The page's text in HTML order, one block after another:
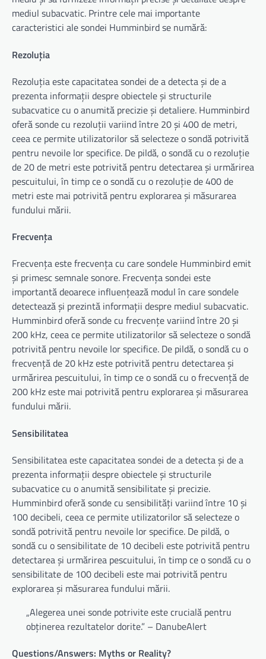
mediul subacvatic. Printre cele mai importante
caracteristici ale sondei Humminbird se numără:
Rezoluția
Rezoluția este capacitatea sondei de a detecta și de a
prezenta informații despre obiectele și structurile
subacvatice cu o anumită precizie și detaliere. Humminbird
oferă sonde cu rezoluții variind între 20 și 400 de metri,
ceea ce permite utilizatorilor să selecteze o sondă potrivită
pentru nevoile lor specifice. De pildă, o sondă cu o rezoluție
de 20 de metri este potrivită pentru detectarea și urmărirea
pescuitului, în timp ce o sondă cu o rezoluție de 400 de
metri este mai potrivită pentru explorarea și măsurarea
fundului mării.
Frecvența
Frecvența este frecvența cu care sondele Humminbird emit
și primesc semnale sonore. Frecvența sondei este
importantă deoarece influențează modul în care sondele
detectează și prezintă informații despre mediul subacvatic.
Humminbird oferă sonde cu frecvențe variind între 20 și
200 kHz, ceea ce permite utilizatorilor să selecteze o sondă
potrivită pentru nevoile lor specifice. De pildă, o sondă cu o
frecvență de 20 kHz este potrivită pentru detectarea și
urmărirea pescuitului, în timp ce o sondă cu o frecvență de
200 kHz este mai potrivită pentru explorarea și măsurarea
fundului mării.
Sensibilitatea
Sensibilitatea este capacitatea sondei de a detecta și de a
prezenta informații despre obiectele și structurile
subacvatice cu o anumită sensibilitate și precizie.
Humminbird oferă sonde cu sensibilități variind între 10 și
100 decibeli, ceea ce permite utilizatorilor să selecteze o
sondă potrivită pentru nevoile lor specifice. De pildă, o
sondă cu o sensibilitate de 10 decibeli este potrivită pentru
detectarea și urmărirea pescuitului, în timp ce o sondă cu o
sensibilitate de 100 decibeli este mai potrivită pentru
explorarea și măsurarea fundului mării.
„Alegerea unei sonde potrivite este crucială pentru
obținerea rezultatelor dorite.” – DanubeAlert
Questions/Answers: Myths or Reality?